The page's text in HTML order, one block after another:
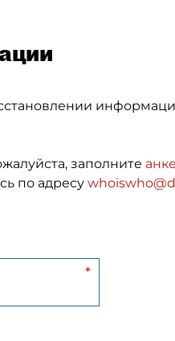
заполните
по адресу